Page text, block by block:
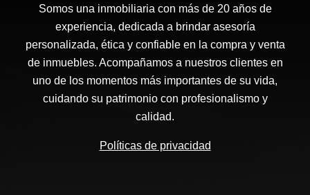
Somos una inmobiliaria con más de 20 años de
experiencia, dedicada a brindar asesoría
personalizada, ética y confiable en la compra y venta
de inmuebles. Acompañamos a nuestros clientes en
uno de los momentos más importantes de su vida,
cuidando su patrimonio con profesionalismo y
calidad.
Políticas de privacidad